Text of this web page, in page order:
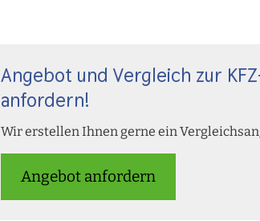
Angebot und Vergleich zur
anfordern!
Wir erstellen Ihnen gerne ein
An­ge­bot an­for­dern